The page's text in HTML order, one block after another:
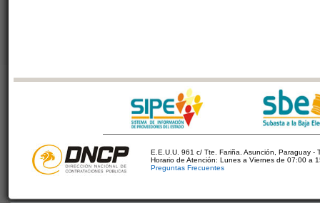
E.E.U.U. 961 c/ Tte. Fariña. Asunción, Paraguay -
Horario de Atención: Lunes a Viernes de 07:00 a
Preguntas Frecuentes